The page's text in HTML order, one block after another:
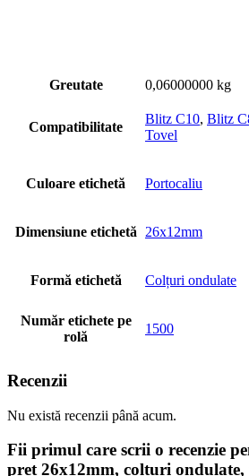
Greutate 0,06000000 kg
Compatibilitate
Blitz C10, Blitz
Tovel
Culoare etichetă Portocaliu
Dimensiune etichetă 26x12mm
Formă etichetă Colțuri ondulate
Număr etichete pe
rolă
1500
Recenzii
Nu există recenzii până acum.
Fii primul care scrii o recenzie
preț 26x12mm, colțuri